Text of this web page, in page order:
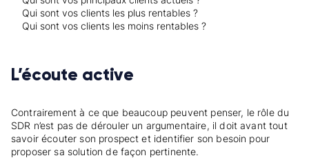
Qui sont vos clients les plus rentables ?
Qui sont vos clients les moins rentables ?
L’écoute active
Contrairement à ce que beaucoup peuvent penser, le rôle du
SDR n’est pas de dérouler un argumentaire, il doit avant tout
savoir écouter son prospect et identifier son besoin pour
proposer sa solution de façon pertinente.